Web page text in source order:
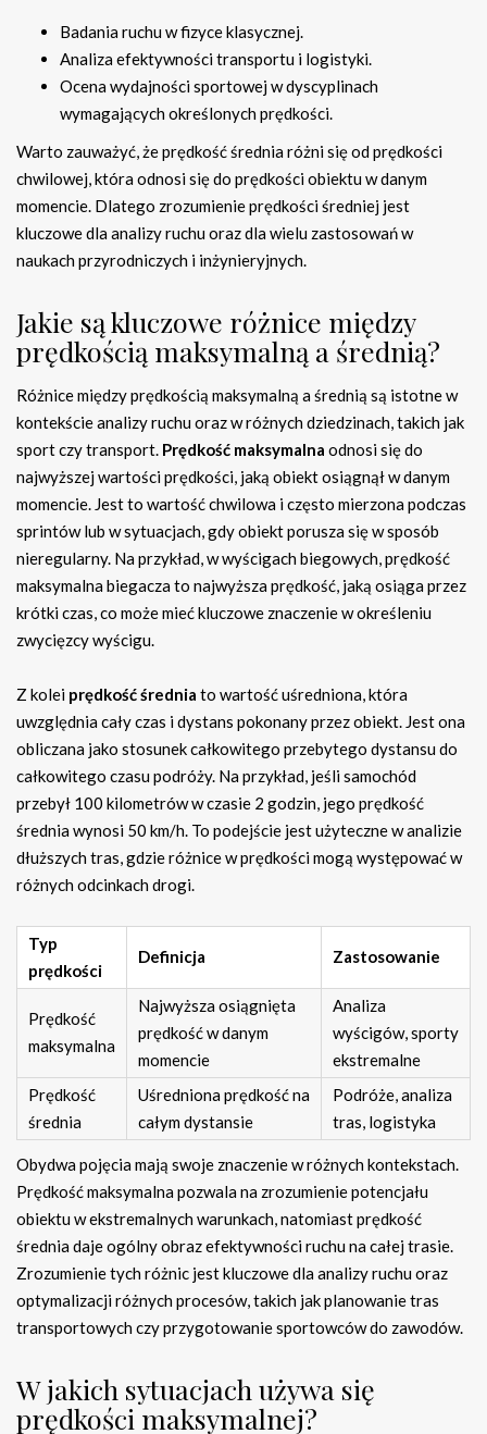
Badania ruchu w fizyce klasycznej.
Analiza efektywności transportu i logistyki.
Ocena wydajności sportowej w dyscyplinach
wymagających określonych prędkości.
Warto zauważyć, że prędkość średnia różni się od prędkości
chwilowej, która odnosi się do prędkości obiektu w danym
momencie. Dlatego zrozumienie prędkości średniej jest
kluczowe dla analizy ruchu oraz dla wielu zastosowań w
naukach przyrodniczych i inżynieryjnych.
Jakie są kluczowe różnice między
prędkością maksymalną a średnią?
Różnice między prędkością maksymalną a średnią są istotne w
kontekście analizy ruchu oraz w różnych dziedzinach, takich jak
sport czy transport. Prędkość maksymalna odnosi się do
najwyższej wartości prędkości, jaką obiekt osiągnął w danym
momencie. Jest to wartość chwilowa i często mierzona podczas
sprintów lub w sytuacjach, gdy obiekt porusza się w sposób
nieregularny. Na przykład, w wyścigach biegowych, prędkość
maksymalna biegacza to najwyższa prędkość, jaką osiąga przez
krótki czas, co może mieć kluczowe znaczenie w określeniu
zwycięzcy wyścigu.
Z kolei prędkość średnia to wartość uśredniona, która
uwzględnia cały czas i dystans pokonany przez obiekt. Jest ona
obliczana jako stosunek całkowitego przebytego dystansu do
całkowitego czasu podróży. Na przykład, jeśli samochód
przebył 100 kilometrów w czasie 2 godzin, jego prędkość
średnia wynosi 50 km/h. To podejście jest użyteczne w analizie
dłuższych tras, gdzie różnice w prędkości mogą występować w
różnych odcinkach drogi.
Typ
prędkości
Definicja Zastosowanie
Prędkość
maksymalna
Najwyższa osiągnięta
prędkość w danym
momencie
Analiza
wyścigów, sporty
ekstremalne
Prędkość
średnia
Uśredniona prędkość na
całym dystansie
Podróże, analiza
tras, logistyka
Obydwa pojęcia mają swoje znaczenie w różnych kontekstach.
Prędkość maksymalna pozwala na zrozumienie potencjału
obiektu w ekstremalnych warunkach, natomiast prędkość
średnia daje ogólny obraz efektywności ruchu na całej trasie.
Zrozumienie tych różnic jest kluczowe dla analizy ruchu oraz
optymalizacji różnych procesów, takich jak planowanie tras
transportowych czy przygotowanie sportowców do zawodów.
W jakich sytuacjach używa się
prędkości maksymalnej?